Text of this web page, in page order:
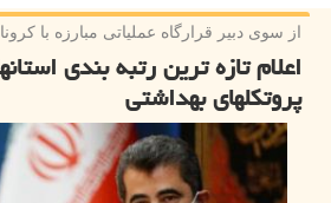
از سوی دبیر قرارگاه عملیاتی مبارزه با
اعلام تازه ترین رتبه بندی
پروتكلهای بهداشتی